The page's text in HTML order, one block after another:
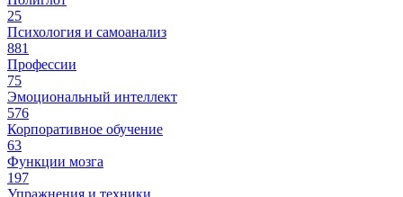
25
Психология и самоанализ
881
Профессии
75
Эмоциональный интеллект
576
Корпоративное обучение
63
Функции мозга
197
Упражнения и техники